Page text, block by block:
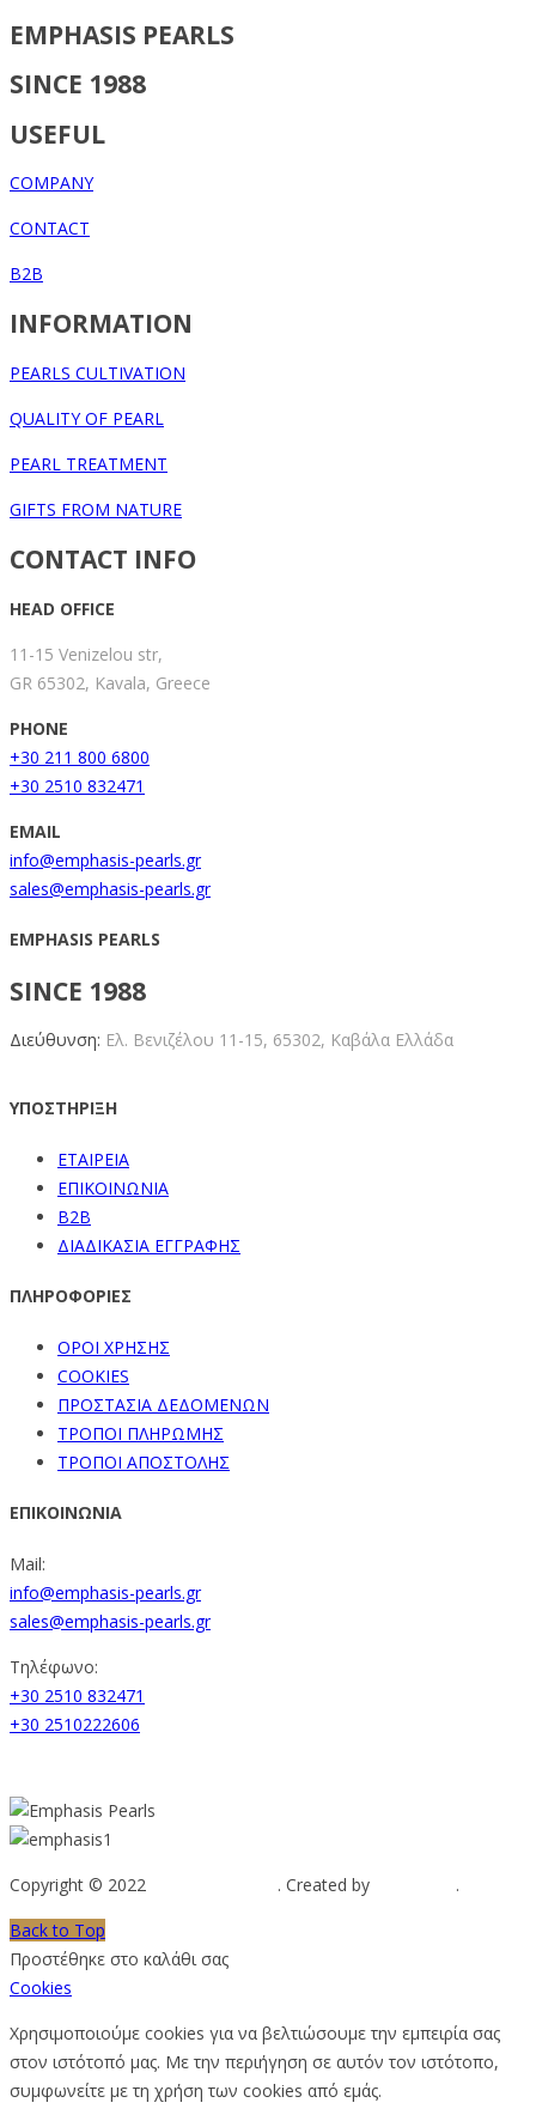
EMPHASIS PEARLS
SINCE 1988
USEFUL
COMPANY
CONTACT
B2B
INFORMATION
PEARLS CULTIVATION
QUALITY OF PEARL
PEARL TREATMENT
GIFTS FROM NATURE
CONTACT INFO
HEAD OFFICE
11-15 Venizelou str,
GR 65302, Kavala, Greece
PHONE
+30 211 800 6800
+30 2510 832471
EMAIL
info@emphasis-pearls.gr
sales@emphasis-pearls.gr
EMPHASIS PEARLS
SINCE 1988
Διεύθυνση: Ελ. Βενιζέλου 11-15, 65302, Καβάλα Ελλάδα
ΥΠΟΣΤΗΡΙΞΗ
ΕΤΑΙΡΕΙΑ
ΕΠΙΚΟΙΝΩΝΙΑ
B2B
ΔΙΑΔΙΚΑΣΙΑ ΕΓΓΡΑΦΗΣ
ΠΛΗΡΟΦΟΡΙΕΣ
ΟΡΟΙ ΧΡΗΣΗΣ
COOKIES
ΠΡΟΣΤΑΣΙΑ ΔΕΔΟΜΕΝΩΝ
ΤΡΟΠΟΙ ΠΛΗΡΩΜΗΣ
ΤΡΟΠΟΙ ΑΠΟΣΤΟΛΗΣ
ΕΠΙΚΟΙΝΩΝΙΑ
Mail:
info@emphasis-pearls.gr
sales@emphasis-pearls.gr
Τηλέφωνο:
+30 2510 832471
+30 2510222606
Copyright © 2022 . Created by
.
Back to Top
Προστέθηκε στο καλάθι σας
Cookies
Χρησιμοποιούμε cookies για να βελτιώσουμε την εμπειρία σας
στον ιστότοπό μας. Με την περιήγηση σε αυτόν τον ιστότοπο,
συμφωνείτε με τη χρήση των cookies από εμάς.